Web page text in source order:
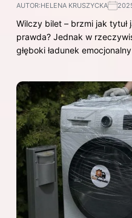
AUTOR:HELENA KRUSZYCKA
Wilczy bilet – brzmi jak tytuł
prawda? Jednak w
głęboki ładunek